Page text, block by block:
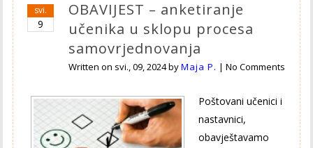
svi.
9
OBAVIJEST – anketiranje
učenika u sklopu procesa
samovrjednovanja
Written on svi., 09, 2024byMaja P. |No Comments
Poštovani učenici i
nastavnici,
obavještavamo